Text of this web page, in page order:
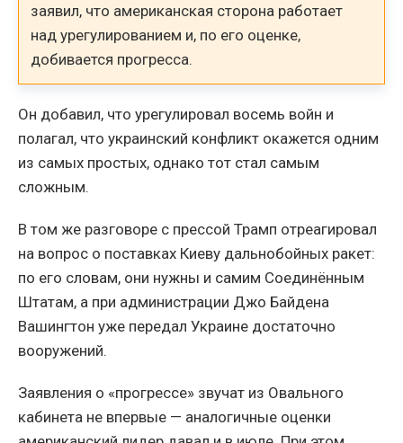
заявил, что американская сторона работает
над урегулированием и, по его оценке,
добивается прогресса.
Он добавил, что урегулировал восемь войн и
полагал, что украинский конфликт окажется одним
из самых простых, однако тот стал самым
сложным.
В том же разговоре с прессой Трамп отреагировал
на вопрос о поставках Киеву дальнобойных ракет:
по его словам, они нужны и самим Соединённым
Штатам, а при администрации Джо Байдена
Вашингтон уже передал Украине достаточно
вооружений.
Заявления о «прогрессе» звучат из Овального
кабинета не впервые — аналогичные оценки